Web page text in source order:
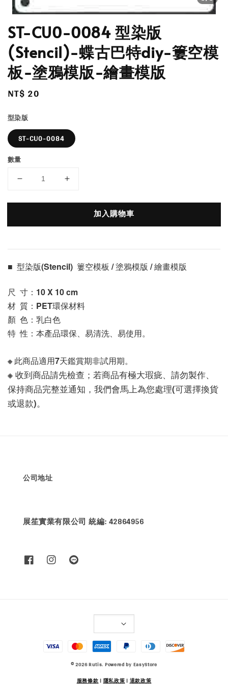
ST-CU0-0084 型染版
(Stencil)-蝶古巴特diy-簍空模
板-塗鴉模版-繪畫模版
Regular
NT$ 20
型染版
ST-CU0-0084
數量
加入購物車
■  型染版(Stencil)  簍空模板 / 塗鴉模版 / 繪畫模版
尺  寸：10 X 10 cm
材  質：PET環保材料
顏  色：乳白色
特  性：本產品環保、易清洗、易使用。
※ 此商品適用7天鑑賞期非試用期。
※ 收到商品請先檢查；若商品有極大瑕疵、請勿製作、
保持商品完整並通知，我們會馬上為您處理(可選擇換貨
或退款)。
公司地址
展笙實業有限公司 統編: 42864956
© 2026 Rutis. Powered by EasyStore
服務條款| 隱私政策| 退款政策